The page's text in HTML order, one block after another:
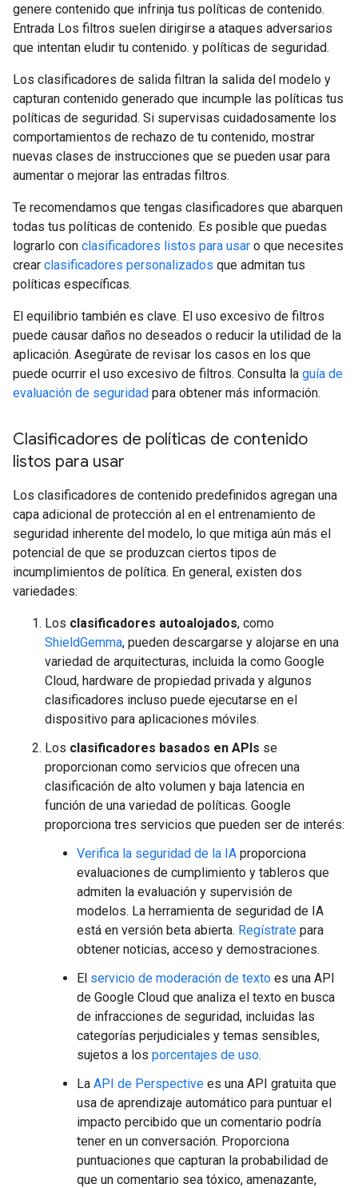
genere contenido que infrinja tus políticas de contenido.
Entrada Los filtros suelen dirigirse a ataques adversarios
que intentan eludir tu contenido. y políticas de seguridad.
Los clasificadores de salida filtran la salida del modelo y
capturan contenido generado que incumple las políticas tus
políticas de seguridad. Si supervisas cuidadosamente los
comportamientos de rechazo de tu contenido, mostrar
nuevas clases de instrucciones que se pueden usar para
aumentar o mejorar las entradas filtros.
Te recomendamos que tengas clasificadores que abarquen
todas tus políticas de contenido. Es posible que puedas
lograrlo con clasificadores listos para usar o que necesites
crear clasificadores personalizados que admitan tus
políticas específicas.
El equilibrio también es clave. El uso excesivo de filtros
puede causar daños no deseados o reducir la utilidad de la
aplicación. Asegúrate de revisar los casos en los que
puede ocurrir el uso excesivo de filtros. Consulta la guía de
evaluación de seguridad para obtener más información.
Clasificadores de políticas de contenido
listos para usar
Los clasificadores de contenido predefinidos agregan una
capa adicional de protección al en el entrenamiento de
seguridad inherente del modelo, lo que mitiga aún más el
potencial de que se produzcan ciertos tipos de
incumplimientos de política. En general, existen dos
variedades:
Los clasificadores autoalojados, como
ShieldGemma, pueden descargarse y alojarse en una
variedad de arquitecturas, incluida la como Google
Cloud, hardware de propiedad privada y algunos
clasificadores incluso puede ejecutarse en el
dispositivo para aplicaciones móviles.
Los clasificadores basados en APIs se
proporcionan como servicios que ofrecen una
clasificación de alto volumen y baja latencia en
función de una variedad de políticas. Google
proporciona tres servicios que pueden ser de interés:
Verifica la seguridad de la IA proporciona
evaluaciones de cumplimiento y tableros que
admiten la evaluación y supervisión de
modelos. La herramienta de seguridad de IA
está en versión beta abierta. Regístrate para
obtener noticias, acceso y demostraciones.
El servicio de moderación de texto es una API
de Google Cloud que analiza el texto en busca
de infracciones de seguridad, incluidas las
categorías perjudiciales y temas sensibles,
sujetos a los porcentajes de uso.
La API de Perspective es una API gratuita que
usa de aprendizaje automático para puntuar el
impacto percibido que un comentario podría
tener en un conversación. Proporciona
puntuaciones que capturan la probabilidad de
que un comentario sea tóxico, amenazante,